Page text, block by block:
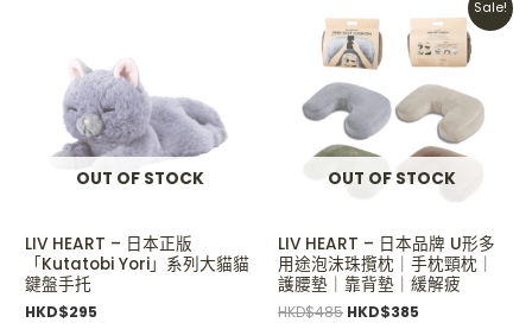
OUT OF STOCK
LIV HEART – 日本正版
「Kutatobi Yori」系列大貓貓
鍵盤手托
HKD$295
Sale!
OUT OF STOCK
LIV HEART – 日本品牌 U形多
用途泡沫珠攬枕｜手枕頸枕｜
護腰墊｜靠背墊｜緩解疲
HKD$485
price
was:
HKD$485.
HKD$385
price
is:
HKD$385.